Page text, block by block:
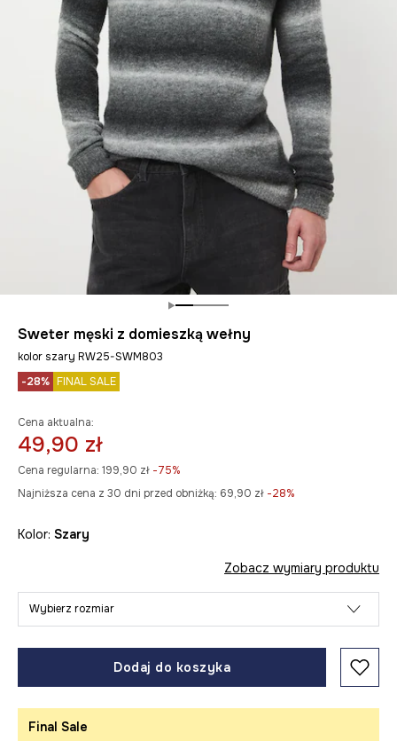
Sweter męski z domieszką wełny
kolor szary RW25-SWM803
-28% FINAL SALE
Cena aktualna:
49,90 zł
Cena regularna: 199,90 zł -75%
Najniższa cena z 30 dni przed obniżką: 69,90 zł -28%
Kolor: szary
Zobacz wymiary produktu
Wybierz rozmiar
Dodaj do koszyka
Final Sale